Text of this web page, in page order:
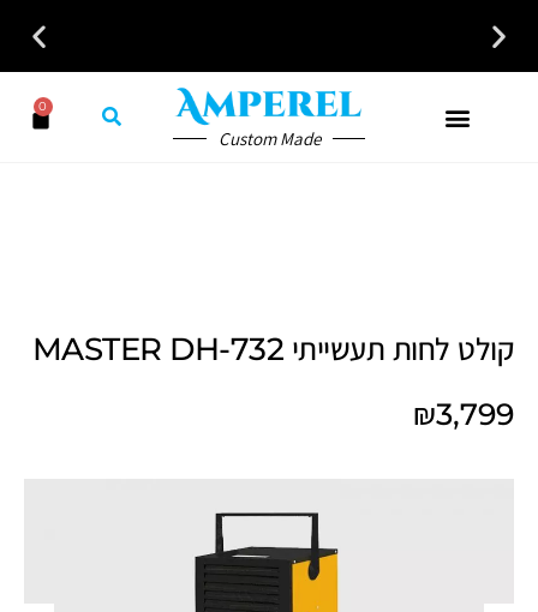
Custom Made
0
קולט לחות תעשייתי MASTER DH-732
₪3,799